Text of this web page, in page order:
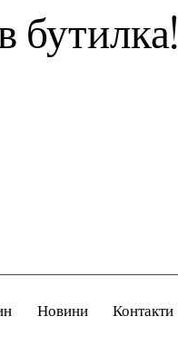
бутилка!
Новини Контакти